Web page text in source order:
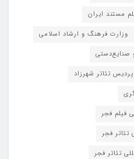
مستند ایران
وزارت فرهنگ و ارشاد اسلامی
صنایع‌دستی
پردیس تئاتر شهرزاد
فیلم فجر
فجر
تئاتر فجر